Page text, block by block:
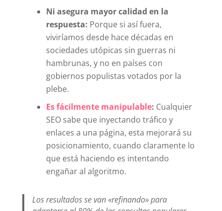
Ni asegura mayor calidad en la
respuesta: Porque si así fuera,
viviríamos desde hace décadas en
sociedades utópicas sin guerras ni
hambrunas, y no en países con
gobiernos populistas votados por la
plebe.
Es fácilmente manipulable: Cualquier
SEO sabe que inyectando tráfico y
enlaces a una página, esta mejorará su
posicionamiento, cuando claramente lo
que está haciendo es intentando
engañar al algoritmo.
Los resultados se van «refinando» para